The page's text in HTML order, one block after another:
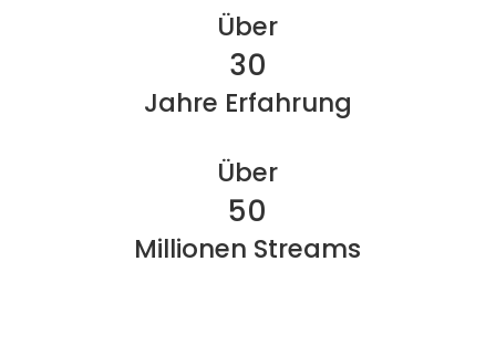
Über
30
Jahre Erfahrung
Über
50
Millionen Streams